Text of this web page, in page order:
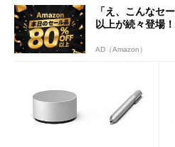
「え、こんなセ
以上が続々登場
AD（Amazon）